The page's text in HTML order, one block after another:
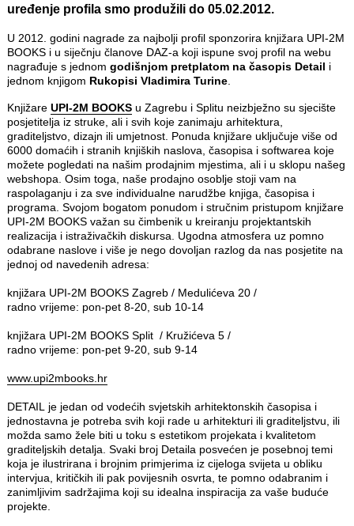
uređenje profila smo produžili do 05.02.2012.
U 2012. godini nagrade za najbolji profil sponzorira knjižara UPI-2M
BOOKS i u siječnju članove DAZ-a koji ispune svoj profil na webu
nagrađuje s jednom godišnjom pretplatom na časopis Detail i
jednom knjigom Rukopisi Vladimira Turine.
Knjižare UPI-2M BOOKSu Zagrebu i Splitu neizbježno su sjecište
posjetitelja iz struke, ali i svih koje zanimaju arhitektura,
graditeljstvo, dizajn ili umjetnost. Ponuda knjižare uključuje više od
6000 domaćih i stranih knjiških naslova, časopisa i softwarea koje
možete pogledati na našim prodajnim mjestima, ali i u sklopu našeg
webshopa. Osim toga, naše prodajno osoblje stoji vam na
raspolaganju i za sve individualne narudžbe knjiga, časopisa i
programa. Svojom bogatom ponudom i stručnim pristupom knjižare
UPI-2M BOOKS važan su čimbenik u kreiranju projektantskih
realizacija i istraživačkih diskursa. Ugodna atmosfera uz pomno
odabrane naslove i više je nego dovoljan razlog da nas posjetite na
jednoj od navedenih adresa:
knjižara UPI-2M BOOKS Zagreb / Medulićeva 20 /
radno vrijeme: pon-pet 8-20, sub 10-14
knjižara UPI-2M BOOKS Split / Kružićeva 5 /
radno vrijeme: pon-pet 9-20, sub 9-14
www.upi2mbooks.hr
DETAIL je jedan od vodećih svjetskih arhitektonskih časopisa i
jednostavna je potreba svih koji rade u arhitekturi ili graditeljstvu, ili
možda samo žele biti u toku s estetikom projekata i kvalitetom
graditeljskih detalja. Svaki broj Detaila posvećen je posebnoj temi
koja je ilustrirana i brojnim primjerima iz cijeloga svijeta u obliku
intervjua, kritičkih ili pak povijesnih osvrta, te pomno odabranim i
zanimljivim sadržajima koji su idealna inspiracija za vaše buduće
projekte.